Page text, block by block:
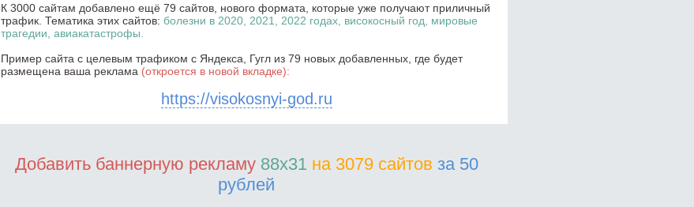
К 3000 сайтам добавлено ещё 79 сайтов, нового формата, которые уже получают приличный
трафик. Тематика этих сайтов: болезни в 2020, 2021, 2022 годах, високосный год, мировые
трагедии, авиакатастрофы.
Пример сайта с целевым трафиком с Яндекса, Гугл из 79 новых добавленных, где будет
размещена ваша реклама (откроется в новой вкладке):
https://visokosnyi-god.ru
Добавить баннерную рекламу 88x31 на 3079 сайтов за 50
рублей